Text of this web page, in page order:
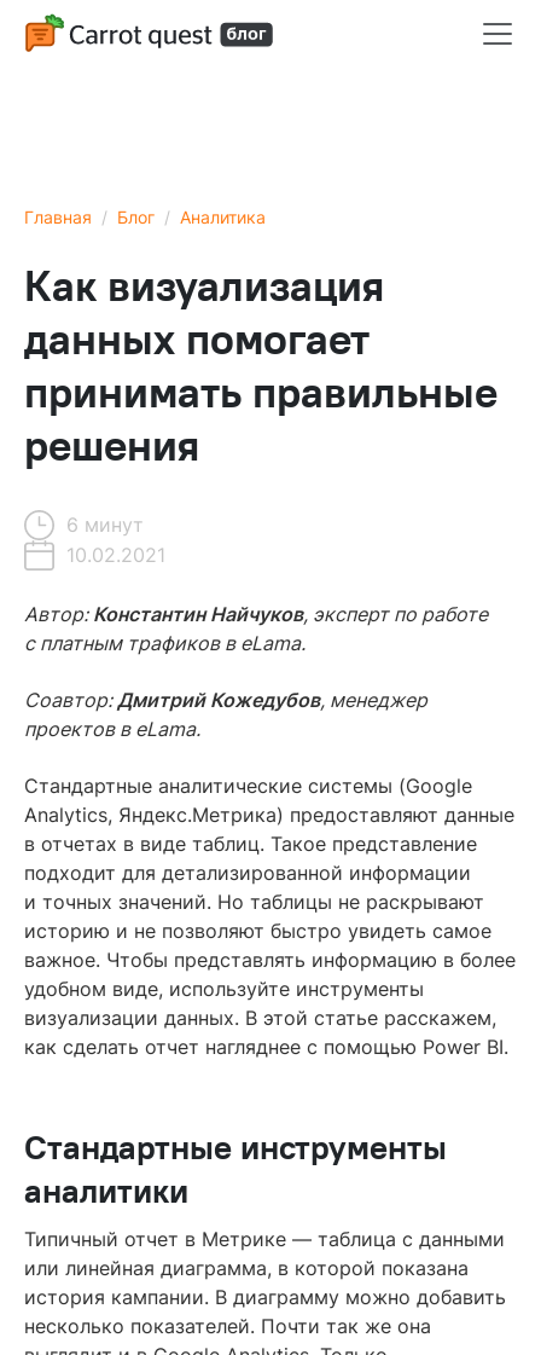
Главная Блог Аналитика
Как визуализация
данных помогает
принимать правильные
решения
6 минут
10.02.2021
Содержание
Стандартные инструменты аналитики
Возможности визуализации данных
Примеры отчетов в Power BI
Загрузка данных в Power BI
Заключение
Читайте также
Автор: Константин Найчуков, эксперт по работе
с платным трафиков в eLama.
Соавтор:Дмитрий Кожедубов, менеджер
проектов в eLama.
Стандартные аналитические системы (Google
Analytics, Яндекс.Метрика) предоставляют данные
в отчетах в виде таблиц. Такое представление
подходит для детализированной информации
и точных значений. Но таблицы не раскрывают
историю и не позволяют быстро увидеть самое
важное. Чтобы представлять информацию в более
удобном виде, используйте инструменты
визуализации данных. В этой статье расскажем,
как сделать отчет нагляднее с помощью Power BI.
Стандартные инструменты
аналитики
Типичный отчет в Метрике — таблица с данными
или линейная диаграмма, в которой показана
история кампании. В диаграмму можно добавить
несколько показателей. Почти так же она